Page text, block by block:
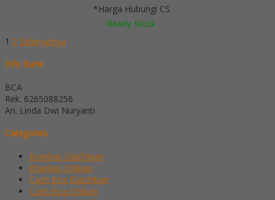
*Harga Hubungi CS
Ready Stock
1 2 Selanjutnya
Info Bank
BCA
Rek. 6265088256
An. Linda Dwi Nuryanti
Categories
Brankas Daichiban
Brankas Ichiban
Cash Box Daichiban
Cash Box Ichiban